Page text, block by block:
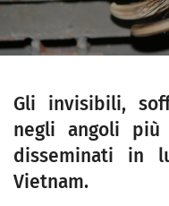
Gli invisibili, s
negli angoli
disseminati in
Vietnam.